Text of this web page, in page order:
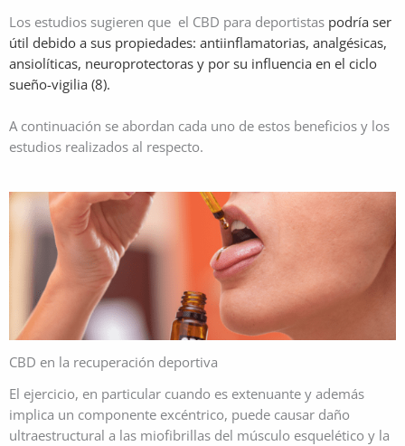
Los estudios sugieren que el CBD para deportistas podría ser
útil debido a sus propiedades: antiinflamatorias, analgésicas,
ansiolíticas, neuroprotectoras y por su influencia en el ciclo
sueño-vigilia (8).
A continuación se abordan cada uno de estos beneficios y los
estudios realizados al respecto.
CBD en la recuperación deportiva
El ejercicio, en particular cuando es extenuante y además
implica un componente excéntrico, puede causar daño
ultraestructural a las miofibrillas del músculo esquelético y la